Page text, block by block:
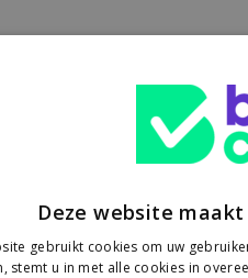
e-commerce
Europese heffing van €3 op
Deze website
gebruikt cookies om uw
stemt u in met alle cookies in